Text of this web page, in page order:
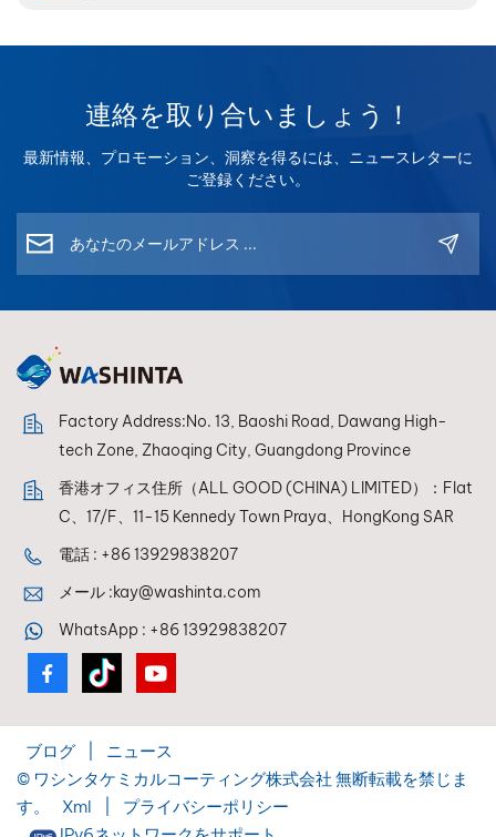
連絡を取り合いましょう！
最新情報、プロモーション、洞察を得るには、ニュースレターに
ご登録ください。
Factory Address:No. 13, Baoshi Road, Dawang High-
tech Zone, Zhaoqing City, Guangdong Province
香港オフィス住所（ALL GOOD (CHINA) LIMITED）：Flat
C、17/F、11-15 Kennedy Town Praya、HongKong SAR
電話 : +86 13929838207
メール :kay@washinta.com
WhatsApp : +86 13929838207
ブログ
ニュース
© ワシンタケミカルコーティング株式会社 無断転載を禁じま
す。
Xml
プライバシーポリシー